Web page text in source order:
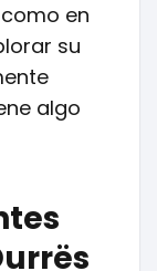
en
su
algo